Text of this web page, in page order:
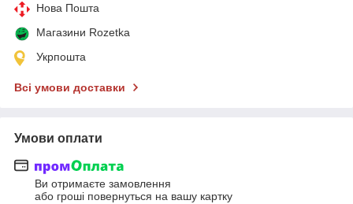
Нова Пошта
Магазини Rozetka
Укрпошта
Всі умови доставки
Умови оплати
Ви отримаєте замовлення
або гроші повернуться на вашу картку